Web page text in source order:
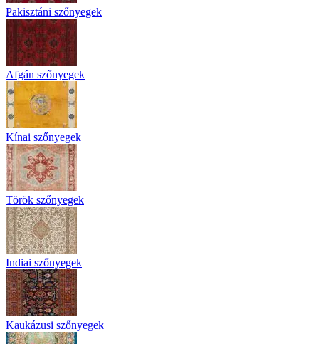
Pakisztáni szőnyegek
Afgán szőnyegek
Kínai szőnyegek
Török szőnyegek
Indiai szőnyegek
Kaukázusi szőnyegek